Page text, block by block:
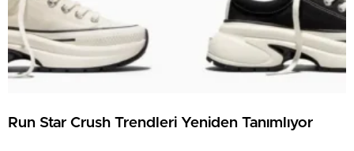
Run Star Crush Trendleri Yeniden Tanımlıyor